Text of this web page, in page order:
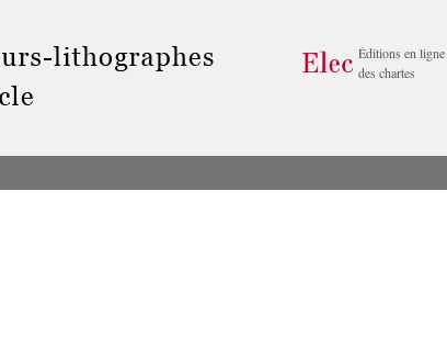
Éditions en
des chartes